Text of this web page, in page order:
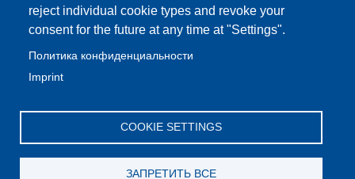
reject individual cookie types and revoke your
consent for the future at any time at "Settings".
Политика конфиденциальности
Imprint
COOKIE SETTINGS
ЗАПРЕТИТЬ ВСЕ